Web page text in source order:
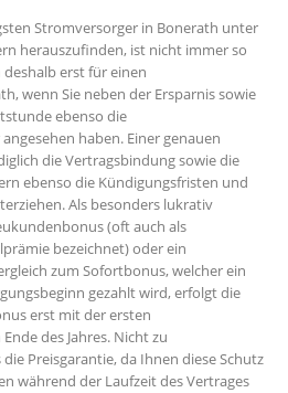
Stromversorger in Bonerath unter
herauszufinden, ist nicht immer so
deshalb erst für einen
wenn Sie neben der Ersparnis sowie
ebenso die
haben. Einer genauen
die Vertragsbindung sowie die
ebenso die Kündigungsfristen und
Als besonders lukrativ
(oft auch als
bezeichnet) oder ein
zum Sofortbonus, welcher ein
gezahlt wird, erfolgt die
erst mit der ersten
des Jahres. Nicht zu
Preisgarantie, da Ihnen diese Schutz
während der Laufzeit des Vertrages